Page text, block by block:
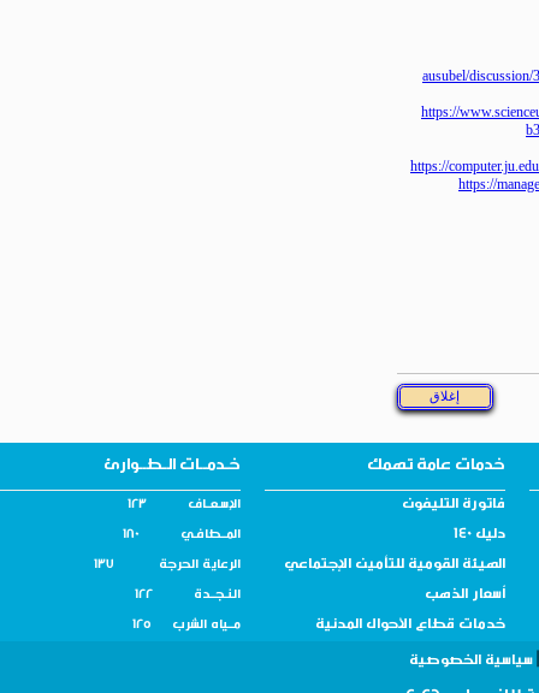
ausubel/
https://
https://
https://
خدمات عامة تهمك خـدمــات الـطــوارئ
فاتورة التليفون الإسـعــاف 123
دليل 140 المــطافـي 180
الهيئة القومية للتأمين الإجتماعي الرعاية الحرجة 137
أسعار الذهب النـجــدة 122
خدمات قطاع الأحوال المدنية مــياه الشرب 125
الخصوصية